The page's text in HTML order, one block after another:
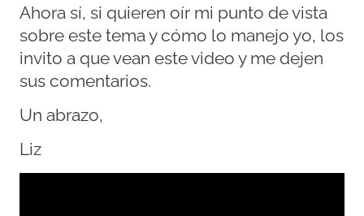
Ahora sí, si quieren oír mi punto de vista
sobre este tema y cómo lo manejo yo, los
invito a que vean este video y me dejen
sus comentarios.
Un abrazo,
Liz